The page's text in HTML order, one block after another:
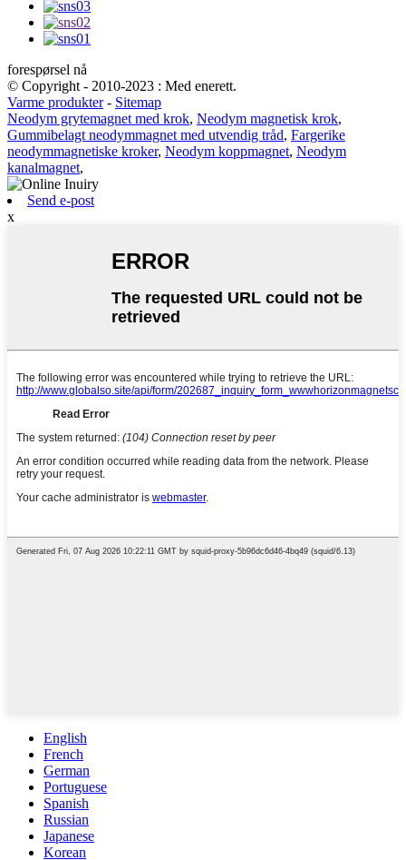
forespørsel nå
© Copyright - 2010-2023 : Med enerett.
Varme produkter- Sitemap
Neodym grytemagnet med krok, Neodym magnetisk krok,
Gummibelagt neodymmagnet med utvendig tråd, Fargerike
neodymmagnetiske kroker, Neodym koppmagnet, Neodym
kanalmagnet,
Send e-post
x
English
French
German
Portuguese
Spanish
Russian
Japanese
Korean